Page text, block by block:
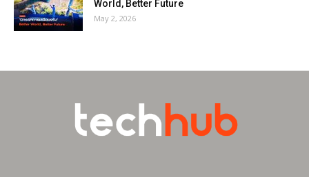
World, Better Future
May 2, 2026